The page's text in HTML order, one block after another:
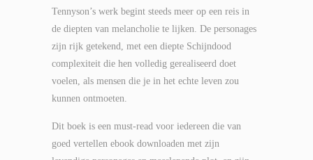
Tennyson’s werk begint steeds meer op een reis in
de diepten van melancholie te lijken. De personages
zijn rijk getekend, met een diepte Schijndood
complexiteit die hen volledig gerealiseerd doet
voelen, als mensen die je in het echte leven zou
kunnen ontmoeten.
Dit boek is een must-read voor iedereen die van
goed vertellen ebook downloaden met zijn